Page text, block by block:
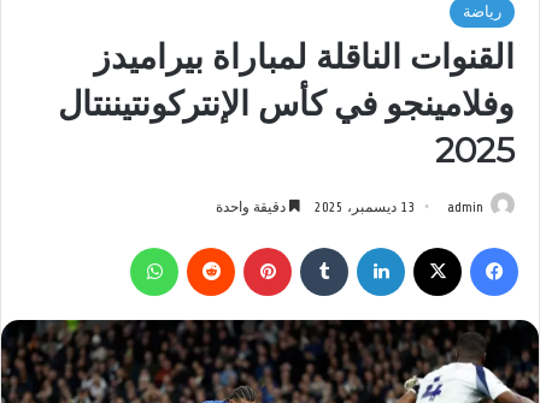
رياضة
القنوات الناقلة لمباراة بيراميدز
وفلامينجو في كأس الإنتركونتيننتال
2025
admin 13 ديسمبر، 2025 دقيقة واحدة
فيسبوك لينكدإن بينتيريست